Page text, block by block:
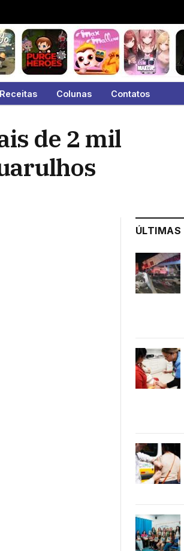
Receitas Colunas Contatos
de 2 mil
ÚLTIMAS